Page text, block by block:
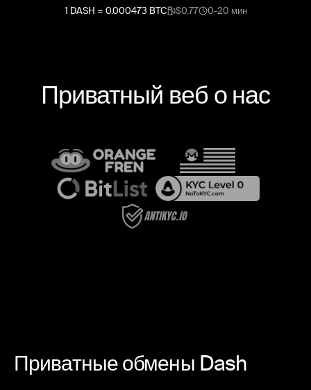
1 DASH = 0.000473 BTC $0.77 0-20 мин
Приватный веб о нас
Приватные обмены Dash